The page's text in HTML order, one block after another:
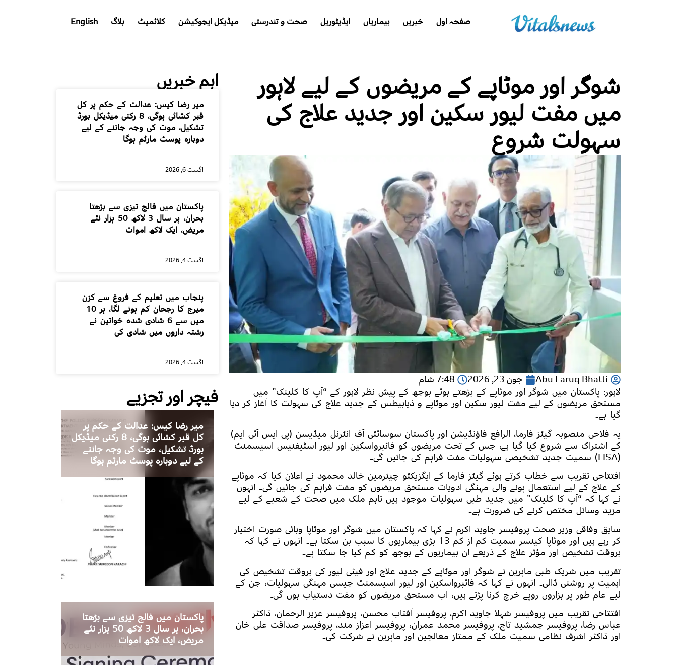
صفحہ اول خبریں بیماریاں ایڈیٹوریل صحت و تندرستی میڈیکل ایجوکیشن کلائمیٹ بلاگ English
شوگر اور موٹاپے کے مریضوں کے لیے لاہور
میں مفت لیور سکین اور جدید علاج کی
سہولت شروع
Abu Faruq Bhatti جون 23, 2026
7:48 شام
لاہور: پاکستان میں شوگر اور موٹاپے کے بڑھتے ہوئے بوجھ کے پیش نظر لاہور کے “آپ کا کلینک” میں
مستحق مریضوں کے لیے مفت لیور سکین اور موٹاپے و ذیابیطس کے جدید علاج کی سہولت کا آغاز کر دیا
گیا ہے۔
یہ فلاحی منصوبہ گیٹز فارما، الرافع فاؤنڈیشن اور پاکستان سوسائٹی آف انٹرنل میڈیسن (پی ایس آئی ایم)
کے اشتراک سے شروع کیا گیا ہے، جس کے تحت مریضوں کو فائبرواسکین اور لیور اسٹیفنیس اسیسمنٹ
(LISA) سمیت جدید تشخیصی سہولیات مفت فراہم کی جائیں گی۔
افتتاحی تقریب سے خطاب کرتے ہوئے گیٹز فارما کے ایگزیکٹو چیئرمین خالد محمود نے اعلان کیا کہ موٹاپے
کے علاج کے لیے استعمال ہونے والی مہنگی ادویات مستحق مریضوں کو مفت فراہم کی جائیں گی۔ انہوں
نے کہا کہ “آپ کا کلینک” میں جدید طبی سہولیات موجود ہیں تاہم ملک میں صحت کے شعبے کے لیے
مزید وسائل مختص کرنے کی ضرورت ہے۔
سابق وفاقی وزیر صحت پروفیسر جاوید اکرم نے کہا کہ پاکستان میں شوگر اور موٹاپا وبائی صورت اختیار
کر رہے ہیں اور موٹاپا کینسر سمیت کم از کم 13 بڑی بیماریوں کا سبب بن سکتا ہے۔ انہوں نے کہا کہ
بروقت تشخیص اور مؤثر علاج کے ذریعے ان بیماریوں کے بوجھ کو کم کیا جا سکتا ہے۔
تقریب میں شریک طبی ماہرین نے شوگر اور موٹاپے کے جدید علاج اور فیٹی لیور کی بروقت تشخیص کی
اہمیت پر روشنی ڈالی۔ انہوں نے کہا کہ فائبرواسکین اور لیور اسیسمنٹ جیسی مہنگی سہولیات، جن کے
لیے عام طور پر ہزاروں روپے خرچ کرنا پڑتے ہیں، اب مستحق مریضوں کو مفت دستیاب ہوں گی۔
افتتاحی تقریب میں پروفیسر شہلا جاوید اکرم، پروفیسر آفتاب محسن، پروفیسر عزیز الرحمان، ڈاکٹر
عباس رضا، پروفیسر جمشید تاج، پروفیسر محمد عمران، پروفیسر اعزاز مند، پروفیسر صداقت علی خان
اور ڈاکٹر اشرف نظامی سمیت ملک کے ممتاز معالجین اور ماہرین نے شرکت کی۔
اہم خبریں
میر رضا کیس: عدالت کے حکم پر کل
قبر کشائی ہوگی، 8 رکنی میڈیکل بورڈ
تشکیل، موت کی وجہ جاننے کے لیے
دوبارہ پوسٹ مارٹم ہوگا
اگست 6, 2026
پاکستان میں فالج تیزی سے بڑھتا
بحران، ہر سال 3 لاکھ 50 ہزار نئے
مریض، ایک لاکھ اموات
اگست 4, 2026
پنجاب میں تعلیم کے فروغ سے کزن
میرج کا رجحان کم ہونے لگا، ہر 10
میں سے 6 شادی شدہ خواتین نے
رشتہ داروں میں شادی کی
اگست 4, 2026
فیچر اور تجزیے
میر رضا کیس: عدالت کے حکم پر
کل قبر کشائی ہوگی، 8 رکنی میڈیکل
بورڈ تشکیل، موت کی وجہ جاننے
کے لیے دوبارہ پوسٹ مارٹم ہوگا
پاکستان میں فالج تیزی سے بڑھتا
بحران، ہر سال 3 لاکھ 50 ہزار نئے
مریض، ایک لاکھ اموات